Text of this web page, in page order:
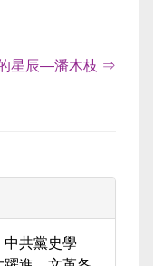
星辰—潘木枝 ⇒
中共黨史學